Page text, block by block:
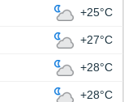
+25°C
+27°C
+28°C
+28°C